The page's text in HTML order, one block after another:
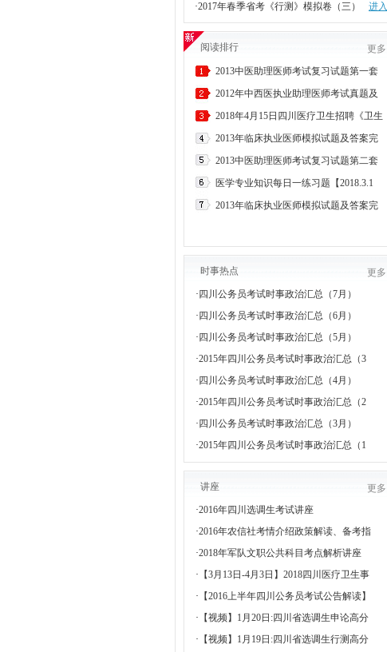
·2017年春季省考《行测》模拟卷（三） 进入
阅读排行
更多
2013中医助理医师考试复习试题第一套
2012年中西医执业助理医师考试真题及
2018年4月15日四川医疗卫生招聘《卫生
2013年临床执业医师模拟试题及答案完
2013中医助理医师考试复习试题第二套
医学专业知识每日一练习题【2018.3.1
2013年临床执业医师模拟试题及答案完
时事热点
更多
· 四川公务员考试时事政治汇总（7月）
· 四川公务员考试时事政治汇总（6月）
· 四川公务员考试时事政治汇总（5月）
·2015年四川公务员考试时事政治汇总（3
· 四川公务员考试时事政治汇总（4月）
·2015年四川公务员考试时事政治汇总（2
· 四川公务员考试时事政治汇总（3月）
·2015年四川公务员考试时事政治汇总（1
讲座
更多
·2016年四川选调生考试讲座
·2016年农信社考情介绍政策解读、备考指
·2018年军队文职公共科目考点解析讲座
· 【3月13日-4月3日】2018四川医疗卫生事
· 【2016上半年四川公务员考试公告解读】
· 【视频】1月20日:四川省选调生申论高分
· 【视频】1月19日:四川省选调生行测高分